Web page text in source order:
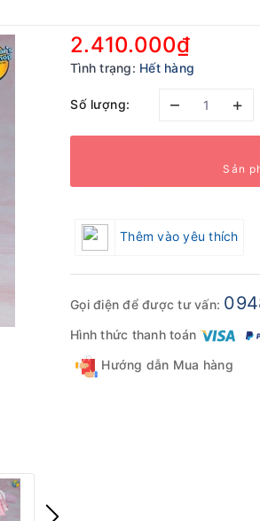
2.410.000₫
Tình trạng: Hết hàng
Số lượng: – +
Sản
Thêm vào yêu thích
Gọi điện để được tư vấn:
Hình thức thanh toán
Hướng dẫn Mua hàng